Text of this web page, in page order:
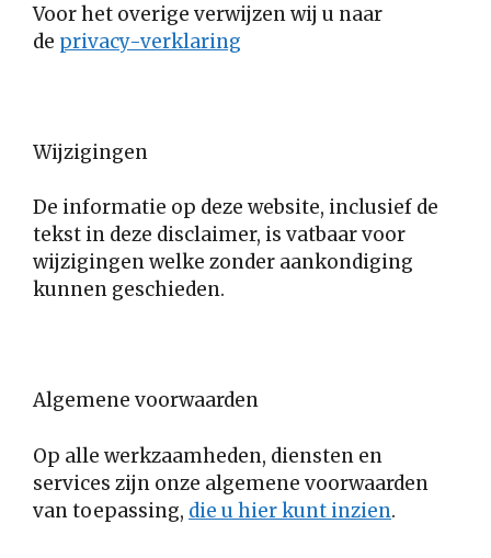
Voor het overige verwijzen wij u naar
de privacy-verklaring
Wijzigingen
De informatie op deze website, inclusief de
tekst in deze disclaimer, is vatbaar voor
wijzigingen welke zonder aankondiging
kunnen geschieden.
Algemene voorwaarden
Op alle werkzaamheden, diensten en
services zijn onze algemene voorwaarden
van toepassing, die u hier kunt inzien.